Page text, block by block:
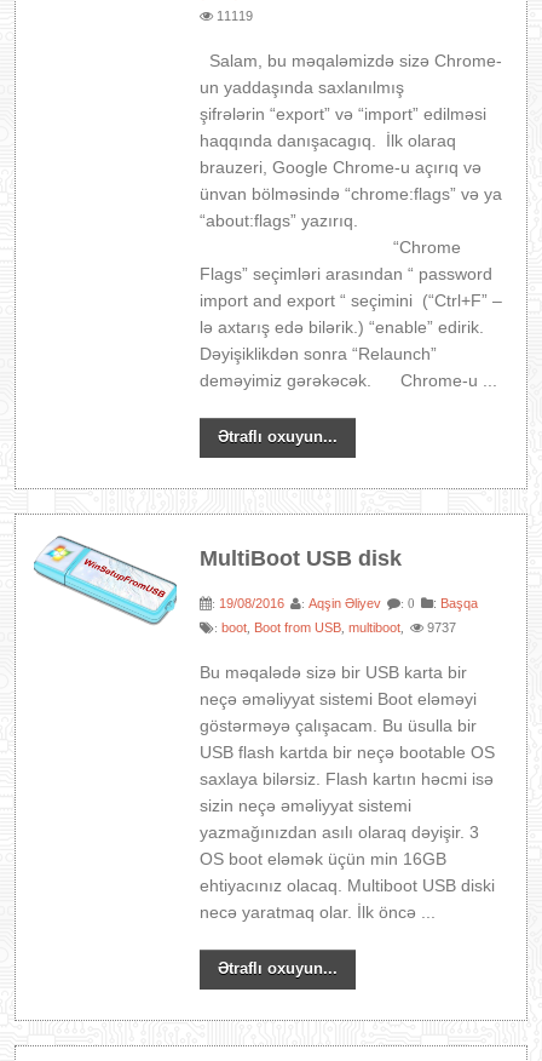
11119
Salam, bu məqaləmizdə sizə Chrome-
un yaddaşında saxlanılmış
şifrələrin “export” və “import” edilməsi
haqqında danışacagıq. İlk olaraq
brauzeri, Google Chrome-u açırıq və
ünvan bölməsində “chrome:flags” və ya
“about:flags” yazırıq.
“Chrome
Flags” seçimləri arasından “ password
import and export “ seçimini (“Ctrl+F” –
lə axtarış edə bilərik.) “enable” edirik.
Dəyişiklikdən sonra “Relaunch”
deməyimiz gərəkəcək. Chrome-u ...
Ətraflı oxuyun...
MultiBoot USB disk
: 19/08/2016 :Aqşin Əliyev : 0 : Başqa
: boot Boot from USB ,multiboot 9737
Bu məqalədə sizə bir USB karta bir
neçə əməliyyat sistemi Boot eləməyi
göstərməyə çalışacam. Bu üsulla bir
USB flash kartda bir neçə bootable OS
saxlaya bilərsiz. Flash kartın həcmi isə
sizin neçə əməliyyat sistemi
yazmağınızdan asılı olaraq dəyişir. 3
OS boot eləmək üçün min 16GB
ehtiyacınız olacaq. Multiboot USB diski
necə yaratmaq olar. İlk öncə ...
Ətraflı oxuyun...